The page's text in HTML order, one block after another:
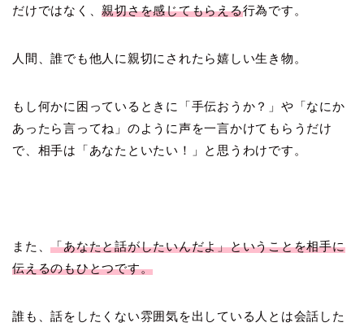
だけではなく、親切さを感じてもらえる行為です。
人間、誰でも他人に親切にされたら嬉しい生き物。
もし何かに困っているときに「手伝おうか？」や「なにか
あったら言ってね」のように声を一言かけてもらうだけ
で、相手は「あなたといたい！」と思うわけです。
また、「あなたと話がしたいんだよ」ということを相手に
伝えるのもひとつです。
誰も、話をしたくない雰囲気を出している人とは会話した